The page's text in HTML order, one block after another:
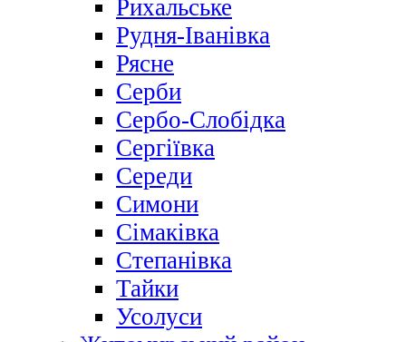
Рихальське
Рудня-Іванівка
Рясне
Серби
Сербо-Слобідка
Сергіївка
Середи
Симони
Сімаківка
Степанівка
Тайки
Усолуси